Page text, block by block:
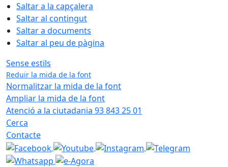
Saltar a la capçalera
Saltar al contingut
Saltar a documents
Saltar al peu de pàgina
Sense estils
Reduir la mida de la font
Normalitzar la mida de la font
Ampliar la mida de la font
Atenció a la ciutadania 93 843 25 01
Cerca
Contacte